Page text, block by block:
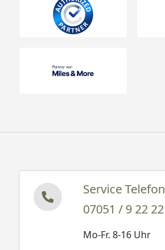
Service Telefon
07051 / 9 22 22
Mo-Fr. 8-16 Uhr